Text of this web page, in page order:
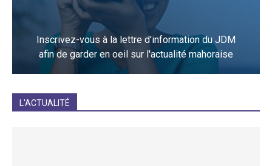
Inscrivez-vous à la lettre d'information du JDM
afin de garder en oeil sur l'actualité mahoraise
L'ACTUALITÉ